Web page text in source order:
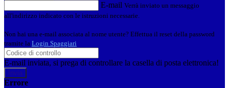
E-mail Verrà inviato un messaggio
all'indirizzo indicato con le istruzioni necessarie.
Non hai una e-mail associata al nome utente? Effettua il reset della password
tramite la Login Spaggiari
E-mail inviata, si prega di controllare la casella di posta elettronica!
Errore